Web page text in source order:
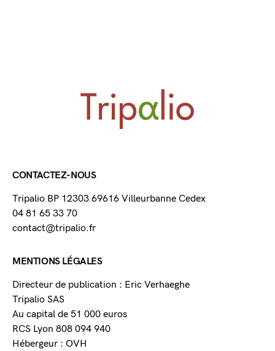
CONTACTEZ-NOUS
Tripalio BP 12303 69616 Villeurbanne Cedex
04 81 65 33 70
contact@tripalio.fr
MENTIONS LÉGALES
Directeur de publication : Eric Verhaeghe
Tripalio SAS
Au capital de 51 000 euros
RCS Lyon 808 094 940
Hébergeur : OVH